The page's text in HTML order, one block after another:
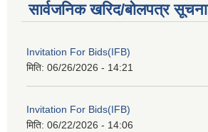
सार्वजनिक खरिद/बोलपत्र सूचना
Invitation For Bids(IFB)
मिति: 06/26/2026 - 14:21
Invitation For Bids(IFB)
मिति: 06/22/2026 - 14:06